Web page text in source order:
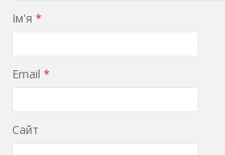
Ім'я *
Email *
Сайт